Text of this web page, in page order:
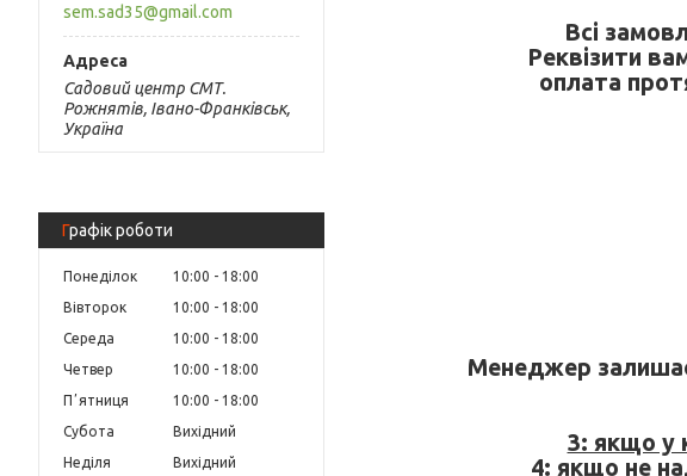
sem.sad35@gmail.com
Садовий центр СМТ.
Рожнятів, Івано-Франківськ,
Україна
Графік роботи
Понеділок 10:00
18:00
Вівторок
10:00
18:00
Середа
10:00
18:00
Четвер
10:00
18:00
Пʼятниця
10:00
18:00
Субота
Вихідний
Неділя
Вихідний
Всі
Реквізити
оплата
Менеджер
3: якщо у
4: якщо не